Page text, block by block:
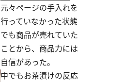
元々ページの手入れを
行っていなかった状態
でも商品が売れていた
ことから、商品力には
自信があった。
中でもお茶漬けの反応